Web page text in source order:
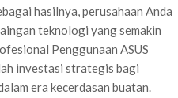
hasilnya, perusahaan Anda
teknologi yang semakin
Penggunaan ASUS
investasi strategis bagi
era kecerdasan buatan.